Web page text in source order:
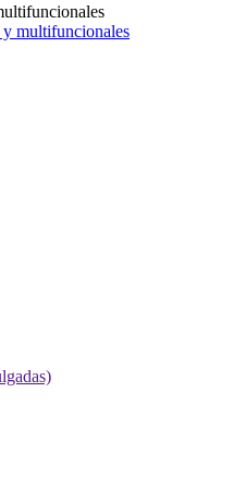
y multifuncionales